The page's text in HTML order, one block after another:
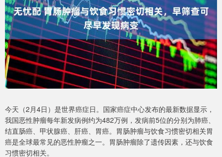
今天（2月4日）是世界癌症日。国家癌症中心发布的最新数据显示，
我国恶性肿瘤每年新发病例约为482万例，发病前5位的分别为肺癌、
结直肠癌、甲状腺癌、肝癌、胃癌。胃肠肿瘤与饮食习惯密切相关胃
癌是全球最常见的恶性肿瘤之一。胃肠肿瘤除了遗传因素，还与饮食
习惯密切相关。